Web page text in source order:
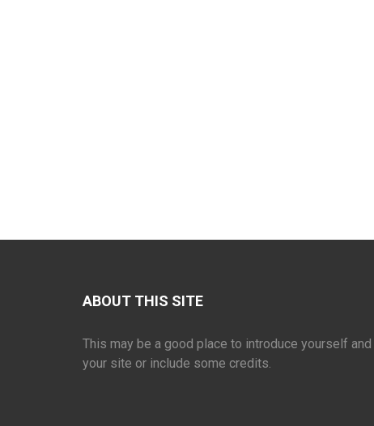
ABOUT THIS SITE
This may be a good place to introduce yourself and
your site or include some credits.